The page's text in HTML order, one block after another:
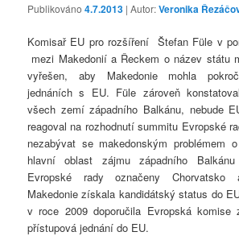
Publikováno4.7.2013 | Autor:Veronika
Komisař EU pro rozšíření Štefan Füle v
mezi Makedonií a Řeckem o název státu
vyřešen, aby Makedonie mohla
jednáních s EU. Füle zároveň
všech zemí západního Balkánu, nebude
reagoval na rozhodnutí summitu Evropské
nezabývat se makedonským problémem
hlavní oblast zájmu západního
Evropské rady označeny
Makedonie získala kandidátský status do
v roce 2009 doporučila Evropská komise
přístupová jednání do EU.